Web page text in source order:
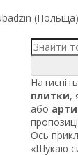
(Польща)
Натисніть
плитки,
або
Ось
«Шукаю